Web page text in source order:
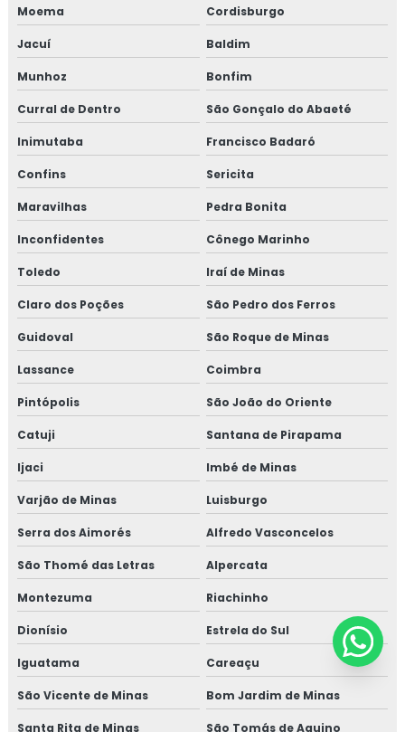
Moema Cordisburgo
Jacuí Baldim
Munhoz Bonfim
Curral de Dentro São Gonçalo do Abaeté
Inimutaba Francisco Badaró
Confins Sericita
Maravilhas Pedra Bonita
Inconfidentes Cônego Marinho
Toledo Iraí de Minas
Claro dos Poções São Pedro dos Ferros
Guidoval São Roque de Minas
Lassance Coimbra
Pintópolis São João do Oriente
Catuji Santana de Pirapama
Ijaci Imbé de Minas
Varjão de Minas Luisburgo
Serra dos Aimorés Alfredo Vasconcelos
São Thomé das Letras Alpercata
Montezuma Riachinho
Dionísio Estrela do Sul
Iguatama Careaçu
São Vicente de Minas Bom Jardim de Minas
Santa Rita de Minas São Tomás de Aquino